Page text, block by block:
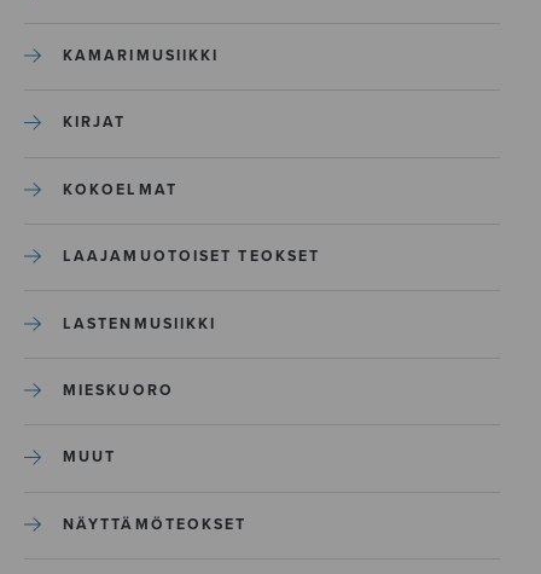
KAMARIMUSIIKKI
KIRJAT
KOKOELMAT
LAAJAMUOTOISET TEOKSET
LASTENMUSIIKKI
MIESKUORO
MUUT
NÄYTTÄMÖTEOKSET